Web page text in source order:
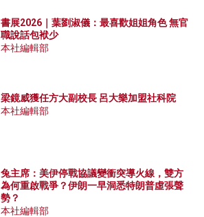
書展2026｜葉劉淑儀：最喜歡姐姐角色 無官
職說話包袱少
本社編輯部
梁鏡威獲任方大副校長 呂大樂加盟社科院
本社編輯部
兔主席：美伊停戰協議變衝突導火線，雙方
為何重啟戰爭？伊朗一早洞悉特朗普虛張聲
勢？
本社編輯部